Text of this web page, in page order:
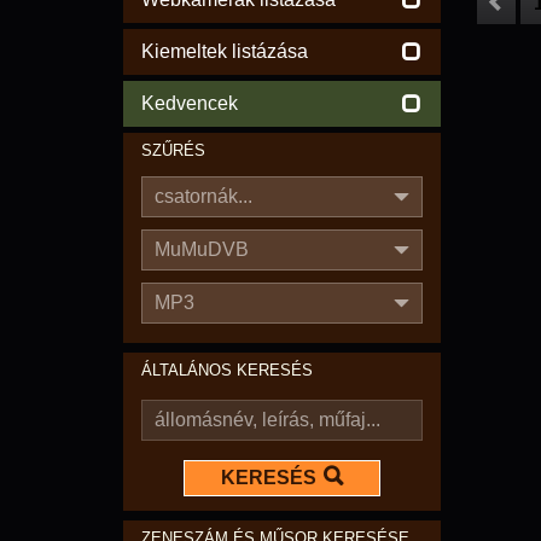
Kiemeltek listázása
Kedvencek
SZŰRÉS
csatornák...
MuMuDVB
MP3
ÁLTALÁNOS KERESÉS
KERESÉS